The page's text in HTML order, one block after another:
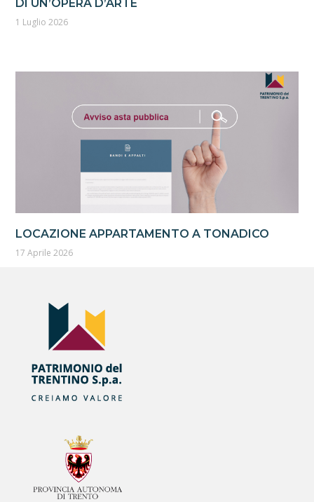
DI UN’OPERA D’ARTE
1 Luglio 2026
LOCAZIONE APPARTAMENTO A TONADICO
17 Aprile 2026